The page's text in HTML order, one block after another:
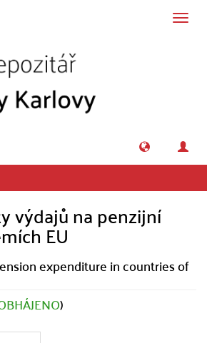
výdajů na penzijní
EU
expenditure in countries of
)